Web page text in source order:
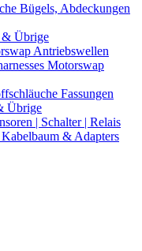
Bügels, Abdeckungen
& Übrige
Antriebswellen
Motorswap
Fassungen
Übrige
| Schalter | Relais
Kabelbaum & Adapters